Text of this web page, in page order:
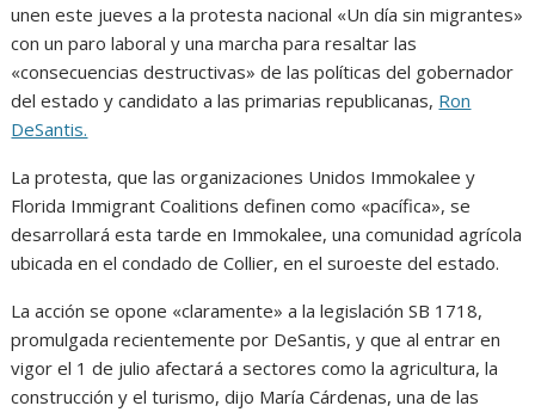
unen este jueves a la protesta nacional «Un día sin migrantes»
con un paro laboral y una marcha para resaltar las
«consecuencias destructivas» de las políticas del gobernador
del estado y candidato a las primarias republicanas, Ron
DeSantis.
La protesta, que las organizaciones Unidos Immokalee y
Florida Immigrant Coalitions definen como «pacífica», se
desarrollará esta tarde en Immokalee, una comunidad agrícola
ubicada en el condado de Collier, en el suroeste del estado.
La acción se opone «claramente» a la legislación SB 1718,
promulgada recientemente por DeSantis, y que al entrar en
vigor el 1 de julio afectará a sectores como la agricultura, la
construcción y el turismo, dijo María Cárdenas, una de las